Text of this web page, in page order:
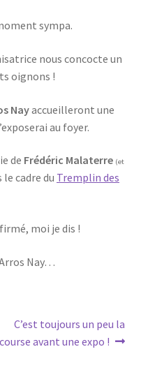
sympa.
nous concocte un
oignons !
Nayaccueilleront une
au foyer.
de Frédéric Malaterre (et
le cadre du Tremplin des
moi je dis !
Nay…
Article
suivant :
C’est toujours un peu la
course avant une expo !